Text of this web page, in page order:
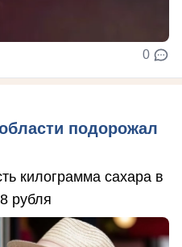
0
подорожал
килограмма сахара в
рубля